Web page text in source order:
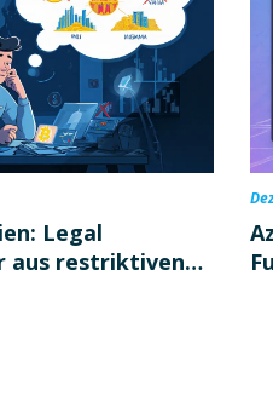
Legal
aus restriktiven